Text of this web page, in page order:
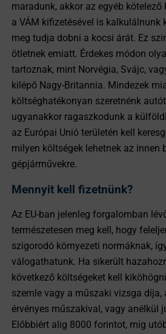
maradunk, akkor az egyéb
a VÁM kifizetésével is kalkulálnunk
meg tudja dobni a kocsi árát. Ez
ötletnek emiatt. Érdekes módon
tartoznak, mint Norvégia, Svájc,
kilépő Nagy-Britannia. Mindezek
költséghatékonyan szeretnénk
ugyanakkor ragaszkodunk a
az Európai Unió területén kell
milyen költségek lehetnek az innen
gépjárművekre.
Mennyit kell fizetnünk?
Az EU-ban jelenleg forgalomban
természetesen meg kell, hogy
szigorodó környezeti normáknak,
válogathatunk. Ha sikerült
következő költségeket kell
szemle vagy a műszaki vizsga díja,
érvényes műszakival, vagy anélkül
Előbbiért alig 8000 forintot, míg